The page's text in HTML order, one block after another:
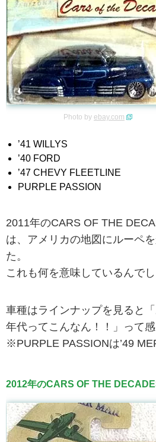
Photo by ebay.com
’41 WILLYS
’40 FORD
’47 CHEVY FLEETLINE
PURPLE PASSION
2011年のCARS OF THE
は、アメリカの地図にルーペ
た。
これも何を意味しているんで
車種はラインナップを見ると
年代ってこんなん！！」って感
※PURPLE PASSIONは’49
2012年のCARS OF THE